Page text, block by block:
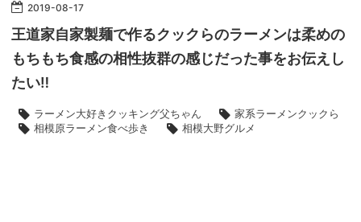
2019-08-17
王道家自家製麺で作るクックらのラーメンは柔めの
もちもち食感の相性抜群の感じだった事をお伝えし
たい‼️
ラーメン大好きクッキング父ちゃん
家系ラーメンクックら
相模原ラーメン食べ歩き
相模大野グルメ